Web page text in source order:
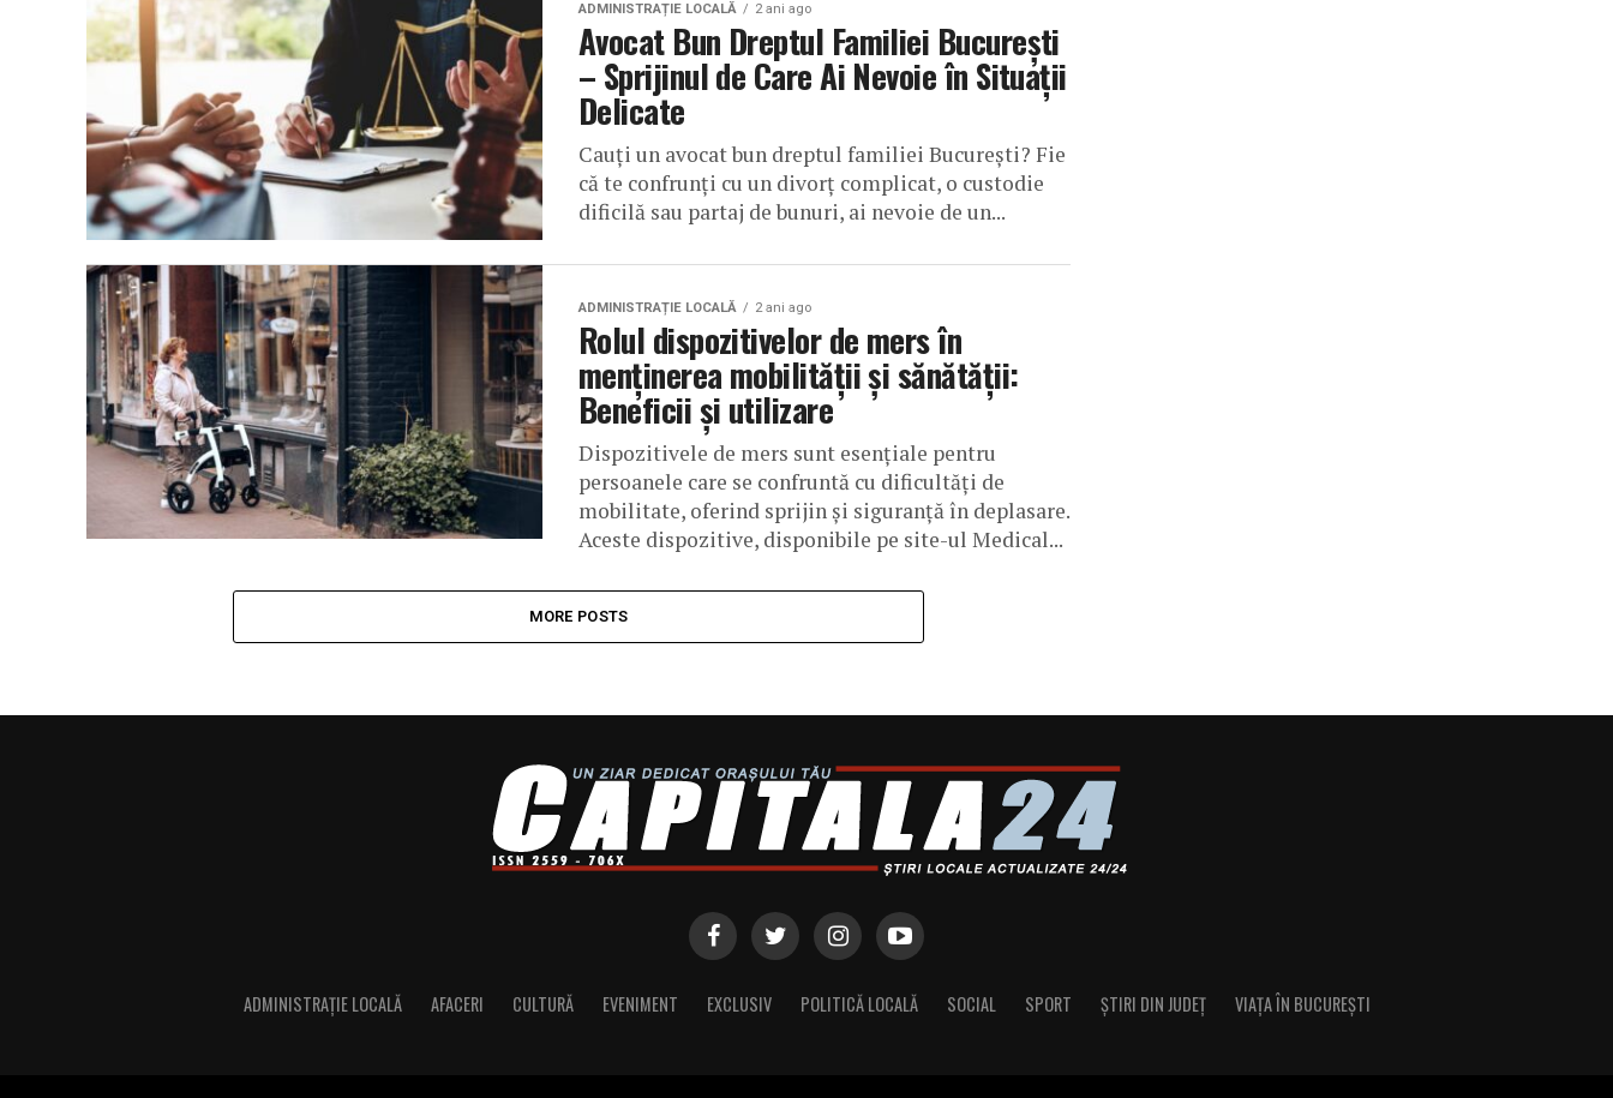
ADMINISTRAȚIE LOCALĂ 2 ani ago
Avocat Bun Dreptul Familiei București
– Sprijinul de Care Ai Nevoie în Situații
Delicate
Cauți un avocat bun dreptul familiei București? Fie
că te confrunți cu un divorț complicat, o custodie
dificilă sau partaj de bunuri, ai nevoie de un...
ADMINISTRAȚIE LOCALĂ 2 ani ago
Rolul dispozitivelor de mers în
menținerea mobilității și sănătății:
Beneficii și utilizare
Dispozitivele de mers sunt esențiale pentru
persoanele care se confruntă cu dificultăți de
mobilitate, oferind sprijin și siguranță în deplasare.
Aceste dispozitive, disponibile pe site-ul Medical...
MORE POSTS
ADMINISTRAȚIE LOCALĂ AFACERI CULTURĂ EVENIMENT EXCLUSIV POLITICĂ LOCALĂ SOCIAL SPORT ȘTIRI DIN JUDEȚ VIAȚA ÎN BUCUREȘTI